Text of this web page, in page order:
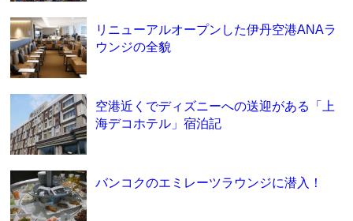
リニューアルオープンした伊丹空港ANAラ
ウンジの全貌
空港近くでディズニーへの送迎がある「上
海デコホテル」宿泊記
バンコクのエミレーツラウンジに潜入！